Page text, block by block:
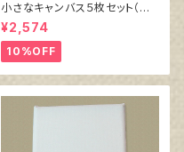
小さなキャンバス５枚セット（麻
キャンバス裏面張り）
¥2,574
10%OFF